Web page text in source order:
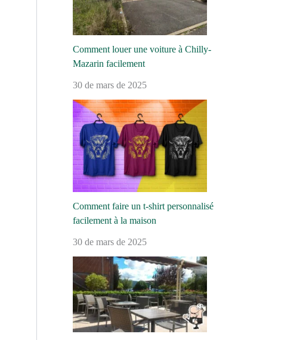
Comment louer une voiture à Chilly-
Mazarin facilement
30 de mars de 2025
Comment faire un t-shirt personnalisé
facilement à la maison
30 de mars de 2025